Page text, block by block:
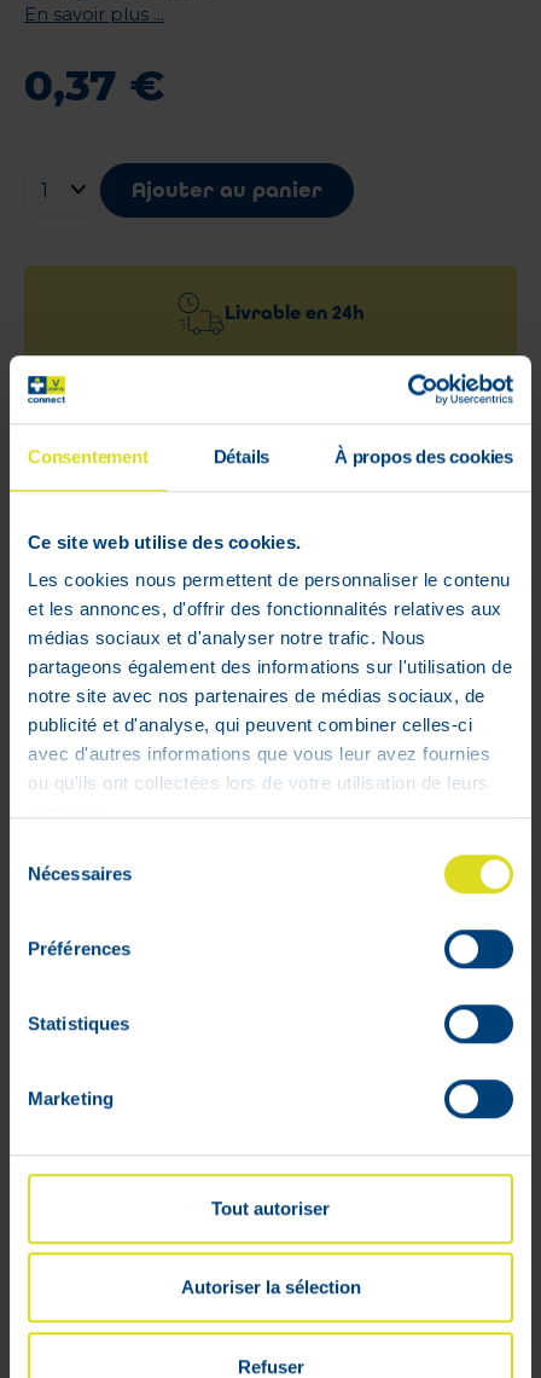
Consentement Détails À propos des cookies
Ce site web utilise des cookies.
Les cookies nous permettent de personnaliser le contenu
et les annonces, d'offrir des fonctionnalités relatives aux
médias sociaux et d'analyser notre trafic. Nous
partageons également des informations sur l'utilisation de
notre site avec nos partenaires de médias sociaux, de
publicité et d'analyse, qui peuvent combiner celles-ci
avec d'autres informations que vous leur avez fournies
ou qu'ils ont collectées lors de votre utilisation de leurs
Nécessaires
Préférences
Statistiques
Marketing
Tout autoriser
Autoriser la sélection
Refuser
En savoir plus ...
0,37 €
Ajouter au panier
Livrable en 24h
Livraison rapide et gratuite
à partir de 59 €
sécurisé garanti
Livraisons
Suivis de commandes
Conditions générales
Litige
Parrainage
VPharma
Pharmacien Florence Dehalu
rue de Limbourg, 31 A